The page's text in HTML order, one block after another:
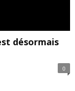
désormais
0